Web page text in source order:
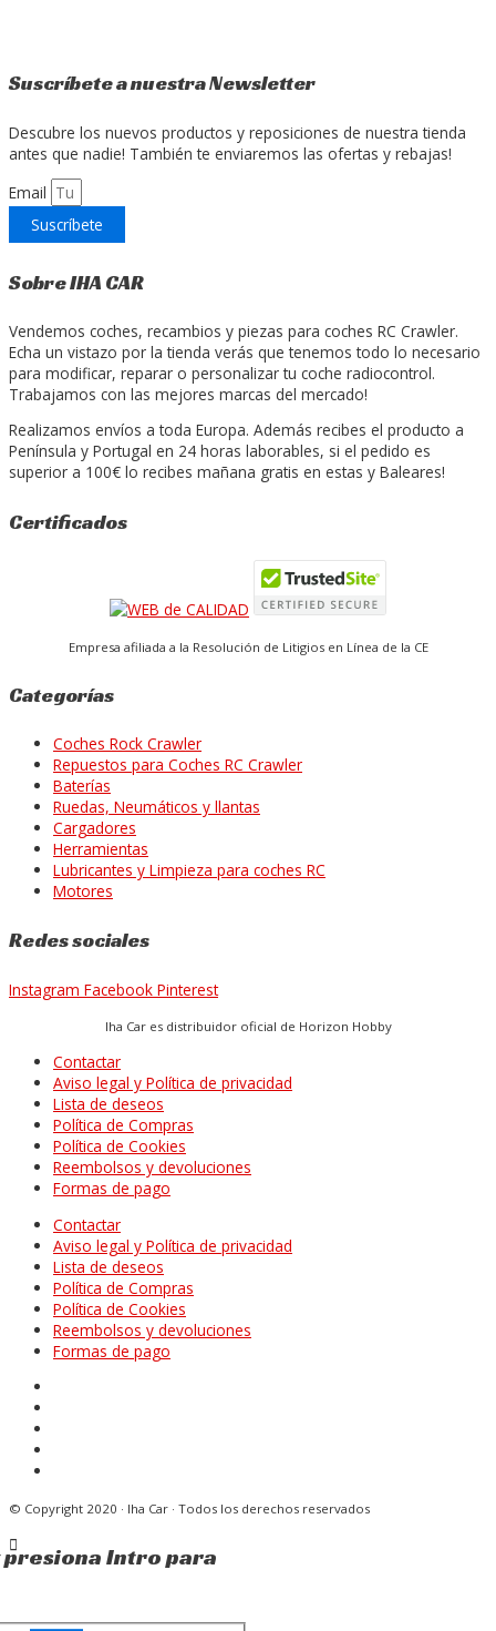
Suscríbete a nuestra Newsletter
Descubre los nuevos productos y reposiciones de nuestra tienda
antes que nadie! También te enviaremos las ofertas y rebajas!
Email
Suscríbete
Sobre IHA CAR
Vendemos coches, recambios y piezas para coches RC Crawler.
Echa un vistazo por la tienda verás que tenemos todo lo necesario
para modificar, reparar o personalizar tu coche radiocontrol.
Trabajamos con las mejores marcas del mercado!
Realizamos envíos a toda Europa. Además recibes el producto a
Península y Portugal en 24 horas laborables, si el pedido es
superior a 100€ lo recibes mañana gratis en estas y Baleares!
Certificados
Empresa afiliada a la Resolución de Litigios en Línea de la CE
Categorías
Coches Rock Crawler
Repuestos para Coches RC Crawler
Baterías
Ruedas, Neumáticos y llantas
Cargadores
Herramientas
Lubricantes y Limpieza para coches RC
Motores
Redes sociales
Instagram Facebook Pinterest
Iha Car es distribuidor oficial de Horizon Hobby
Contactar
Aviso legal y Política de privacidad
Lista de deseos
Política de Compras
Política de Cookies
Reembolsos y devoluciones
Formas de pago
Contactar
Aviso legal y Política de privacidad
Lista de deseos
Política de Compras
Política de Cookies
Reembolsos y devoluciones
Formas de pago
© Copyright 2020 · Iha Car · Todos los derechos reservados
presiona Intro para